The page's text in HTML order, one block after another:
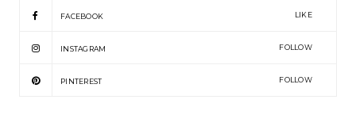
FACEBOOK LIKE
INSTAGRAM FOLLOW
PINTEREST FOLLOW